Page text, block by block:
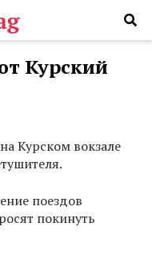
Курский
Курском вокзале
поездов
покинуть